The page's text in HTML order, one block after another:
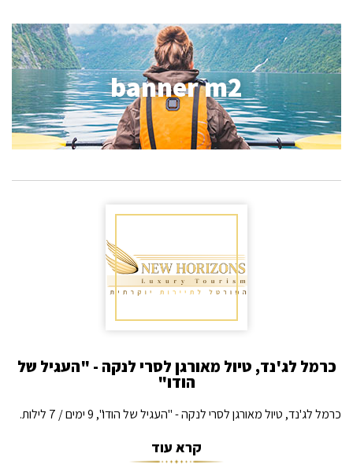
banner m2
כרמל לג'נד, טיול מאורגן לסרי לנקה - "העגיל של
הודו"
כרמל לג'נד, טיול מאורגן לסרי לנקה - "העגיל של הודו", 9 ימים / 7 לילות.
קרא עוד